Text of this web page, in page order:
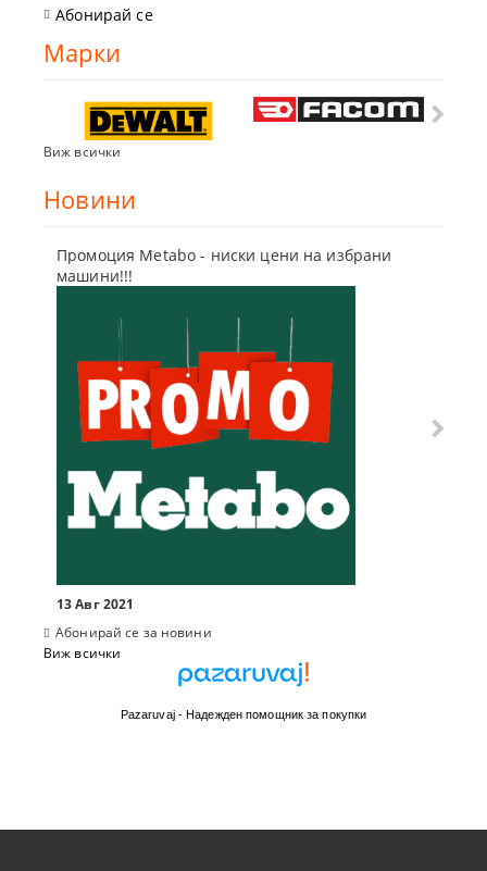
Абонирай се
Марки
Виж всички
Новини
Промоция Metabo - ниски цени на избрани
машини!!!
13 Авг 2021
Абонирай се за новини
Виж всички
Pazaruvaj - Надежден помощник за покупки